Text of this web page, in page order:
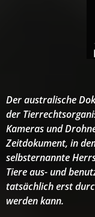
Der australische
der
Kameras und
Zeitdokument, in
selbsternannte
Tiere aus- und
tatsächlich erst
werden kann.